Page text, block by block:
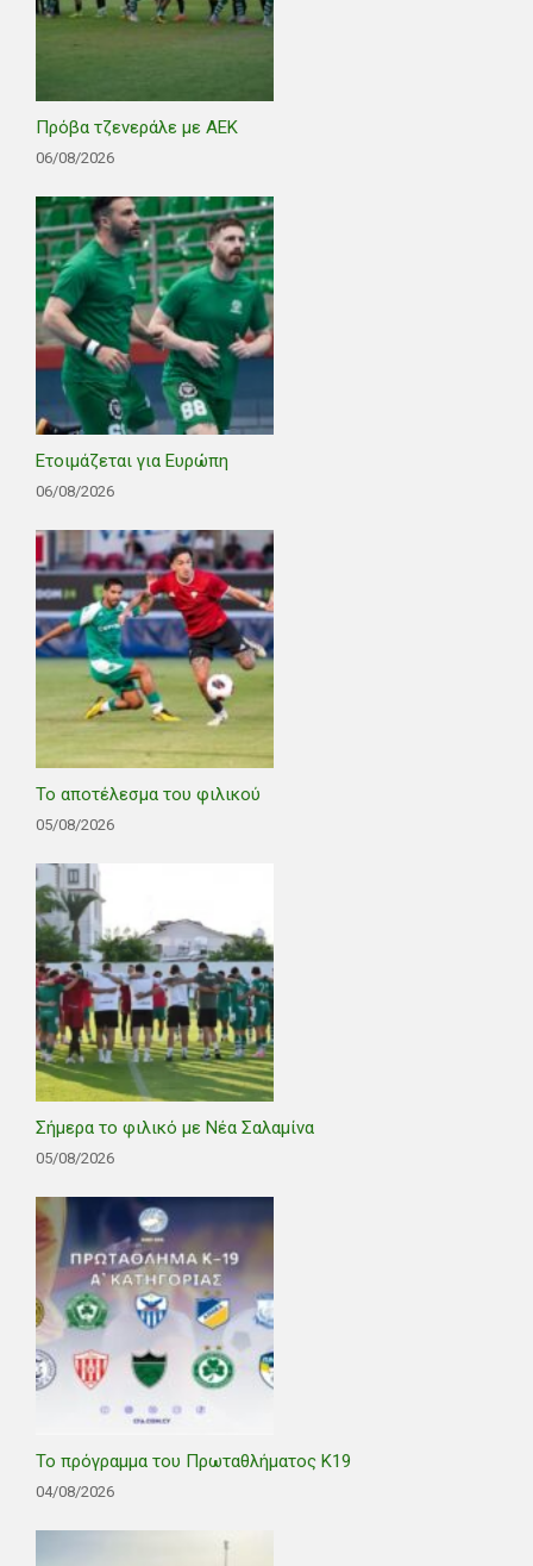
Πρόβα τζενεράλε με ΑΕΚ
06/08/2026
Ετοιμάζεται για Ευρώπη
06/08/2026
Το αποτέλεσμα του φιλικού
05/08/2026
Σήμερα το φιλικό με Νέα Σαλαμίνα
05/08/2026
Το πρόγραμμα του Πρωταθλήματος Κ19
04/08/2026